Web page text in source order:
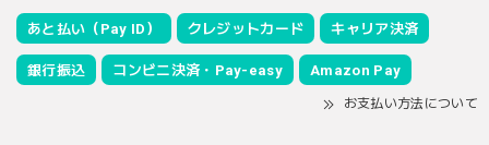
あと払い（Pay ID） クレジットカード キャリア決済
銀行振込 コンビニ決済・Pay-easy Amazon Pay
お支払い方法について